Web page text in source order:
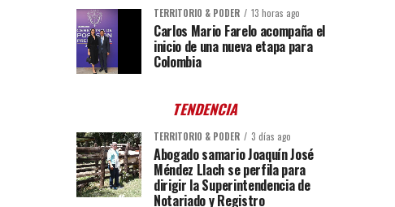
TERRITORIO & PODER 13 horas ago
Carlos Mario Farelo acompaña el
inicio de una nueva etapa para
Colombia
TENDENCIA
TERRITORIO & PODER 3 días ago
Abogado samario Joaquín José
Méndez Llach se perfila para
dirigir la Superintendencia de
Notariado y Registro